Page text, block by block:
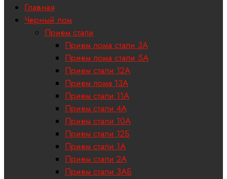
Главная
Черный лом
Прием стали
Прием лома стали 3А
Прием лома стали 5А
Прием стали 12А
Прием лома 13А
Прием стали 11А
Прием стали 4А
Прием стали 10А
Прием стали 12Б
Прием стали 1А
Прием стали 2А
Прием стали 3АБ